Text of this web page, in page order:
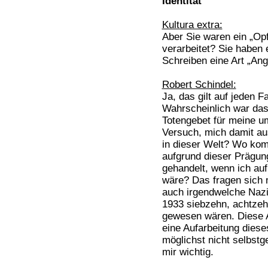
Kultura extra:
Aber Sie waren ein
verarbeitet? Sie haben
Schreiben eine Art
Robert Schindel:
Ja, das gilt auf jeden
Wahrscheinlich war
Totengebet für meine
Versuch, mich damit
in dieser Welt? Wo
aufgrund dieser
gehandelt, wenn ich
wäre? Das fragen sich
auch irgendwelche
1933 siebzehn,
gewesen wären. Diese
eine Aufarbeitung
möglichst nicht
mir wichtig.